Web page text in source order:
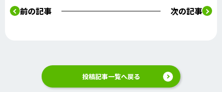
前の記事 次の記事
投稿記事一覧へ戻る